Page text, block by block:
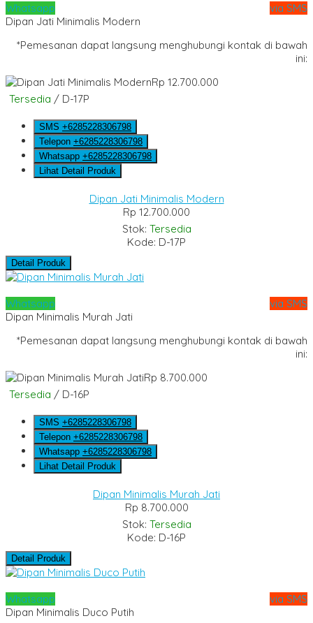
Whatsapp
via SMS
Dipan Jati Minimalis Modern
*Pemesanan dapat langsung menghubungi kontak di bawah
ini:
Rp 12.700.000
Tersedia / D-17P
SMS +6285228306798
Telepon +6285228306798
Whatsapp +6285228306798
Lihat Detail Produk
Dipan Jati Minimalis Modern
Rp 12.700.000
Stok: Tersedia
Kode: D-17P
Detail Produk
Whatsapp
via SMS
Dipan Minimalis Murah Jati
*Pemesanan dapat langsung menghubungi kontak di bawah
ini:
Rp 8.700.000
Tersedia / D-16P
SMS +6285228306798
Telepon +6285228306798
Whatsapp +6285228306798
Lihat Detail Produk
Dipan Minimalis Murah Jati
Rp 8.700.000
Stok: Tersedia
Kode: D-16P
Detail Produk
Whatsapp
via SMS
Dipan Minimalis Duco Putih